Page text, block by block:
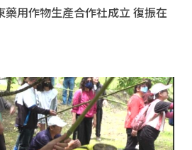
藥用作物生產合作社成立 復振在